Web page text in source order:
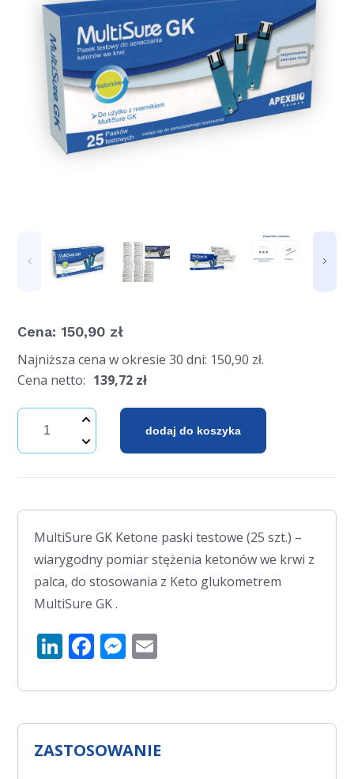
Cena:150,90 zł
Najniższa cena w okresie 30 dni: 150,90 zł.
Cena netto: 139,72 zł
dodaj do koszyka
MultiSure GK Ketone paski testowe (25 szt.) –
wiarygodny pomiar stężenia ketonów we krwi z
palca, do stosowania z Keto glukometrem
MultiSure GK .
LinkedIn
Facebook
Messenger
ZASTOSOWANIE